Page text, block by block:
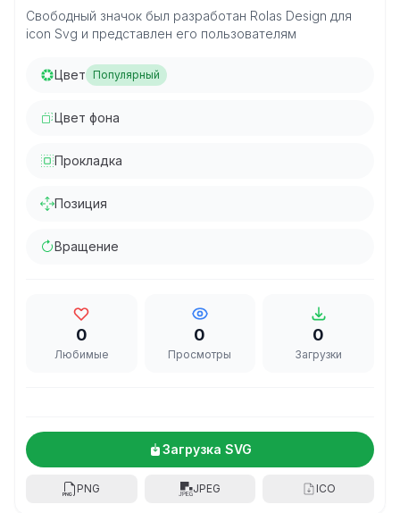
Свободный значок был разработан Rolas Design для
icon Svg и представлен его пользователям
Цвет Популярный
Цвет фона
Прокладка
Позиция
Вращение
0
Любимые
0
Просмотры
0
Загрузки
Загрузка SVG
PNG JPEG ICO